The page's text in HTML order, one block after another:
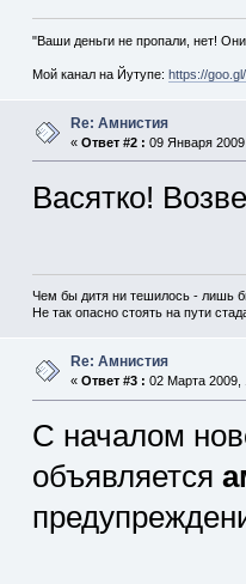
"Ваши деньги не пропали, нет!
Мой канал на Йутупе: https://
Re: Амнистия
« Ответ #2 : 09 Января
Васятко!
Чем бы дитя ни тешилось - лишь
Не так опасно стоять на пути
Re: Амнистия
« Ответ #3 : 02 Марта 2009,
С началом
объявляется